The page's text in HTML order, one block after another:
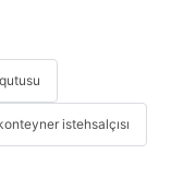
istehsalçısı